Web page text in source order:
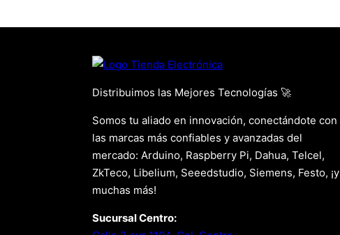
Distribuimos las Mejores Tecnologías 🚀
Somos tu aliado en innovación, conectándote con
las marcas más confiables y avanzadas del
mercado: Arduino, Raspberry Pi, Dahua, Telcel,
ZkTeco, Libelium, Seeedstudio, Siemens, Festo, ¡y
muchas más!
Sucursal Centro: